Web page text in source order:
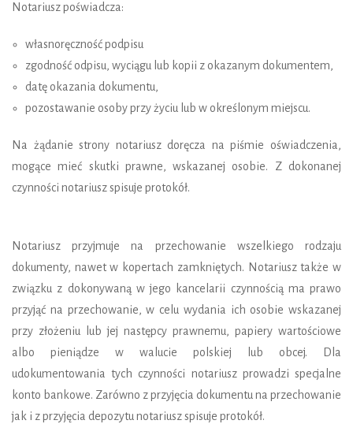
Notariusz poświadcza:
własnoręczność podpisu
zgodność odpisu, wyciągu lub kopii z okazanym dokumentem,
datę okazania dokumentu,
pozostawanie osoby przy życiu lub w określonym miejscu.
Na żądanie strony notariusz doręcza na piśmie oświadczenia,
mogące mieć skutki prawne, wskazanej osobie. Z dokonanej
czynności notariusz spisuje protokół.
Notariusz przyjmuje na przechowanie wszelkiego rodzaju
dokumenty, nawet w kopertach zamkniętych. Notariusz także w
związku z dokonywaną w jego kancelarii czynnością ma prawo
przyjąć na przechowanie, w celu wydania ich osobie wskazanej
przy złożeniu lub jej następcy prawnemu, papiery wartościowe
albo pieniądze w walucie polskiej lub obcej. Dla
udokumentowania tych czynności notariusz prowadzi specjalne
konto bankowe. Zarówno z przyjęcia dokumentu na przechowanie
jak i z przyjęcia depozytu notariusz spisuje protokół.